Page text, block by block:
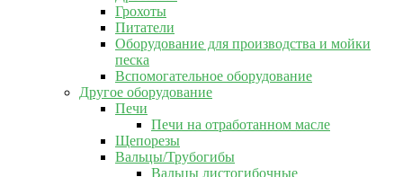
Грохоты
Питатели
Оборудование для производства и мойки
песка
Вспомогательное оборудование
Другое оборудование
Печи
Печи на отработанном масле
Щепорезы
Вальцы/Трубогибы
Вальцы листогибочные